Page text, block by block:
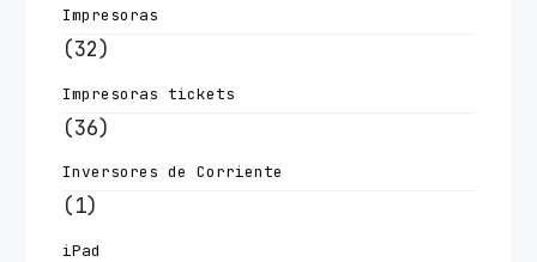
Impresoras
(32)
Impresoras tickets
(36)
Inversores de Corriente
(1)
iPad